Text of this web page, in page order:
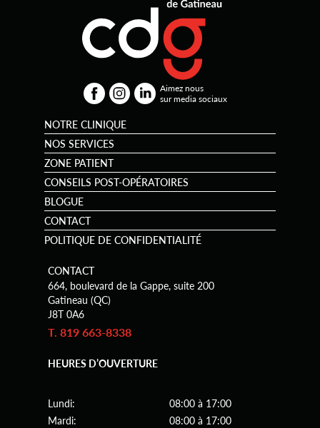
Aimez nous
sur media sociaux
NOTRE CLINIQUE
NOS SERVICES
ZONE PATIENT
CONSEILS POST-OPÉRATOIRES
BLOGUE
CONTACT
POLITIQUE DE CONFIDENTIALITÉ
CONTACT
664, boulevard de la Gappe, suite 200
Gatineau (QC)
J8T 0A6
T. 819 663-8338
HEURES D’OUVERTURE
Lundi:
08:00 à 17:00
Mardi:
08:00 à 17:00